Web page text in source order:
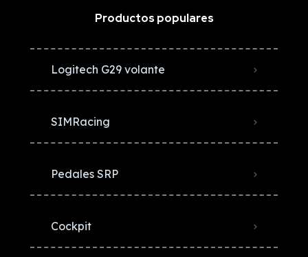
Productos populares
Logitech G29 volante
SIMRacing
Pedales SRP
Cockpit